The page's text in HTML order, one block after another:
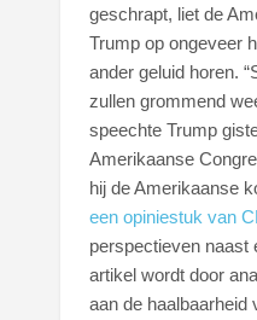
geschrapt, liet de
Trump op ongeveer
ander geluid horen.
zullen grommend
speechte Trump
Amerikaanse
hij de Amerikaanse
een opiniestuk van
perspectieven naast
artikel wordt door
aan de haalbaarheid